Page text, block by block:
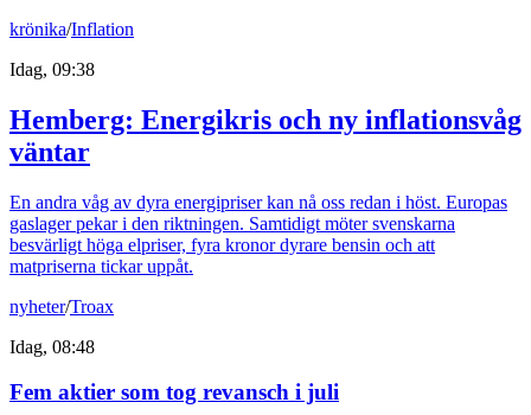
krönika/Inflation
Idag, 09:38
Hemberg: Energikris och ny inflationsvåg
väntar
En andra våg av dyra energipriser kan nå oss redan i höst. Europas
gaslager pekar i den riktningen. Samtidigt möter svenskarna
besvärligt höga elpriser, fyra kronor dyrare bensin och att
matpriserna tickar uppåt.
nyheter/Troax
Idag, 08:48
Fem aktier som tog revansch i juli